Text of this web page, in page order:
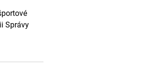
Správy